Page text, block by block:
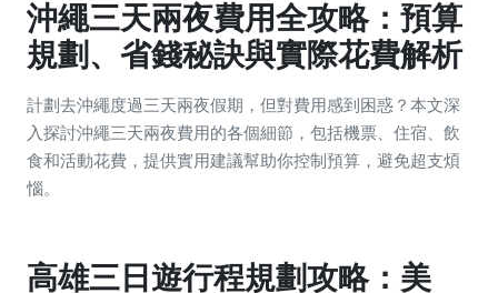
沖繩三天兩夜費用全攻略：預算
規劃、省錢秘訣與實際花費解析
計劃去沖繩度過三天兩夜假期，但對費用感到困惑？本文深
入探討沖繩三天兩夜費用的各個細節，包括機票、住宿、飲
食和活動花費，提供實用建議幫助你控制預算，避免超支煩
惱。
高雄三日遊行程規劃攻略：美